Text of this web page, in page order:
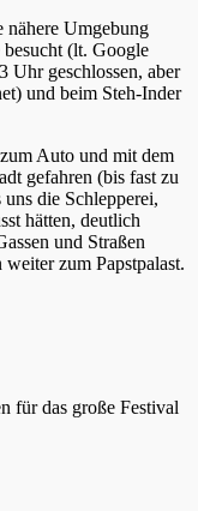
nähere Umgebung
(lt. Google
Uhr geschlossen, aber
und beim Steh-Inder
Auto und mit dem
gefahren (bis fast zu
die Schlepperei,
hätten, deutlich
und Straßen
zum Papstpalast.
für das große Festival